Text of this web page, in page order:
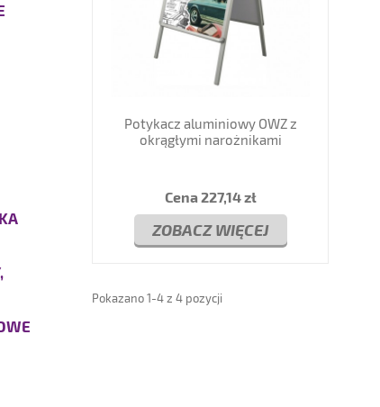
Potykacz aluminiowy OWZ z
okrągłymi narożnikami
Cena227,14 zł
ZOBACZ WIĘCEJ
Pokazano 1-4 z 4 pozycji